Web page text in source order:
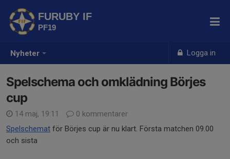
Nyheter Logga in
FURUBY IF
PF19
Spelschema och omklädning Börjes
cup
14 maj, 19:11
0 kommentarer
Spelschemat för Börjes cup är nu klart. Första matchen 09.00
och sista